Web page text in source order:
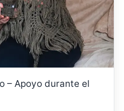
– Apoyo durante el